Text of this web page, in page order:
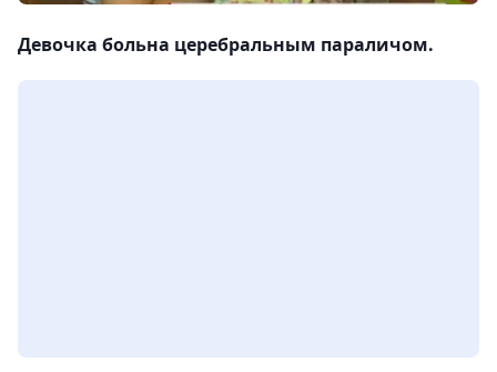
Девочка больна церебральным параличом.